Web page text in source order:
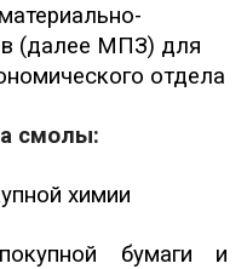
(далее МПЗ) для
отдела
смолы:
химии
бумаги и